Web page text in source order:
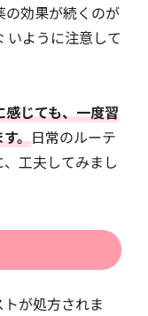
の効果が続くのが
いように注意して
じても、一度習
。日常のルーテ
工夫してみまし
が処方されま